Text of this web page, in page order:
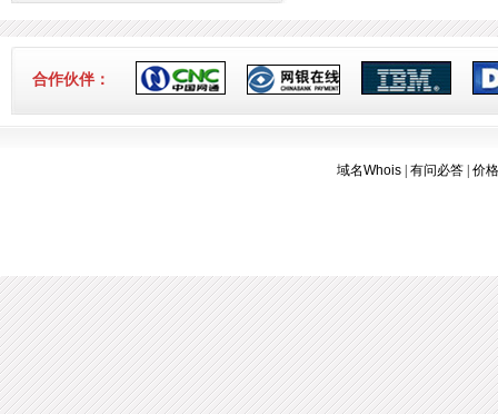
8-21]
3-16]
合作伙伴：
域名Whois 有问必答 价